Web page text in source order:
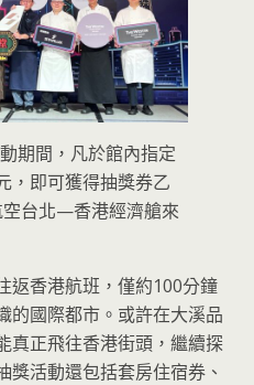
期間，凡於館內指定
，即可獲得抽獎券乙
台北—香港經濟艙來
返香港航班，僅約100分鐘
的國際都市。或許在大溪品
真正飛往香港街頭，繼續探
獎活動還包括套房住宿券、